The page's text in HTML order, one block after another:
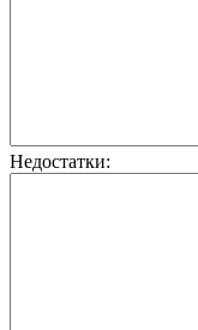
Недостатки: